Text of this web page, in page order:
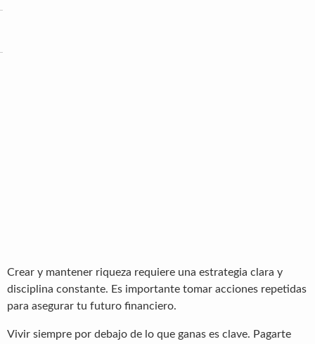
Crear y mantener riqueza requiere una estrategia clara y
disciplina constante. Es importante tomar acciones repetidas
para asegurar tu futuro financiero.
Vivir siempre por debajo de lo que ganas es clave. Pagarte